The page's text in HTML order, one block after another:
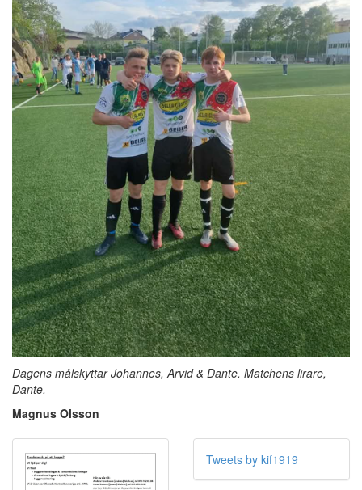
Dagens målskyttar Johannes, Arvid & Dante. Matchens lirare,
Dante.
Magnus Olsson
Tweets by kif1919